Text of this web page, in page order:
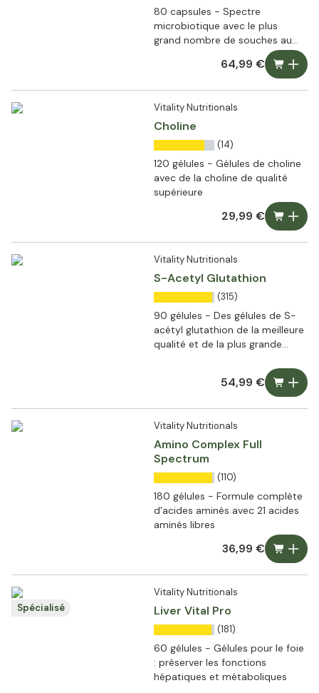
80 capsules - Spectre
microbiotique avec le plus
grand nombre de souches au
64,99 €
Vitality Nutritionals
Choline
(14)
120 gélules - Gélules de choline
avec de la choline de qualité
supérieure
29,99 €
Vitality Nutritionals
S-Acetyl Glutathion
(315)
90 gélules - Des gélules de S-
acétyl glutathion de la meilleure
qualité et de la plus grande
54,99 €
Vitality Nutritionals
Amino Complex Full
Spectrum
(110)
180 gélules - Formule complète
d'acides aminés avec 21 acides
aminés libres
36,99 €
Spécialisé
Vitality Nutritionals
Liver Vital Pro
(181)
60 gélules - Gélules pour le foie
: préserver les fonctions
hépatiques et métaboliques